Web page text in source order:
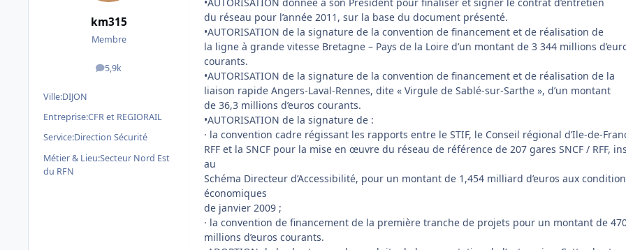
km315
Membre
5,9k
messages
Ville:DIJON
Entreprise:CFR et REGIORAIL
Service:Direction Sécurité
Métier & Lieu:Secteur Nord Est
du RFN
du réseau pour l’année 2011, sur la base du document présenté.
•AUTORISATION de la signature de la convention de financement et de réalisation de
la ligne à grande vitesse Bretagne – Pays de la Loire d’un montant de 3 344 millions
courants.
•AUTORISATION de la signature de la convention de financement et de réalisation de la
liaison rapide Angers-Laval-Rennes, dite « Virgule de Sablé-sur-Sarthe », d’un montant
de 36,3 millions d’euros courants.
•AUTORISATION de la signature de :
· la convention cadre régissant les rapports entre le STIF, le Conseil régional d’Ile-de-
RFF et la SNCF pour la mise en œuvre du réseau de référence de 207 gares SNCF / RFF,
au
Schéma Directeur d’Accessibilité, pour un montant de 1,454 milliard d’euros aux
économiques
de janvier 2009 ;
· la convention de financement de la première tranche de projets pour un montant de
millions d’euros courants.